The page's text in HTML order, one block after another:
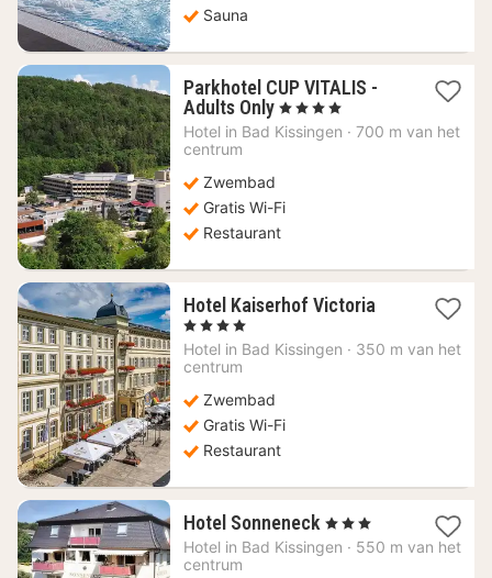
Sauna
Parkhotel CUP VITALIS -
Adults Only 1
nacht
vanaf
, 4 Sterren
Hotel in Bad Kissingen · 700 m van het
centrum
Zwembad
Gratis Wi-Fi
Restaurant
Hotel Kaiserhof Victoria1
vanaf
, 4 Sterren
Hotel in Bad Kissingen · 350 m van het
centrum
Zwembad
Gratis Wi-Fi
Restaurant
Hotel Sonneneck 1
nacht
vanaf
, 3 Sterren
Hotel in Bad Kissingen · 550 m van het
centrum